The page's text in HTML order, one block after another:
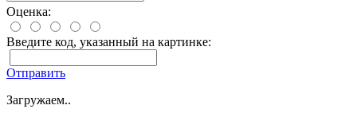
Оценка:
Введите код, указанный на картинке:
Отправить
Загружаем..